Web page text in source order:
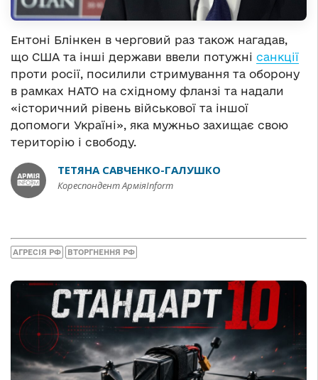
Ентоні Блінкен в черговий раз також нагадав,
що США та інші держави ввели потужні санкції
проти росії, посилили стримування та оборону
в рамках НАТО на східному фланзі та надали
«історичний рівень військової та іншої
допомоги Україні», яка мужньо захищає свою
територію і свободу.
ТЕТЯНА САВЧЕНКО-ГАЛУШКО
Кореспондент АрміяInform
АГРЕСІЯ РФ ВТОРГНЕННЯ РФ